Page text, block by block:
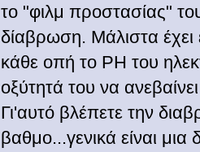
το "φιλμ προστασίας"
δίαβρωση. Μάλιστα
κάθε οπή το ΡΗ του
οξύτητά του να
Γι'αυτό βλέπετε την
βαθμο...γενικά είναι